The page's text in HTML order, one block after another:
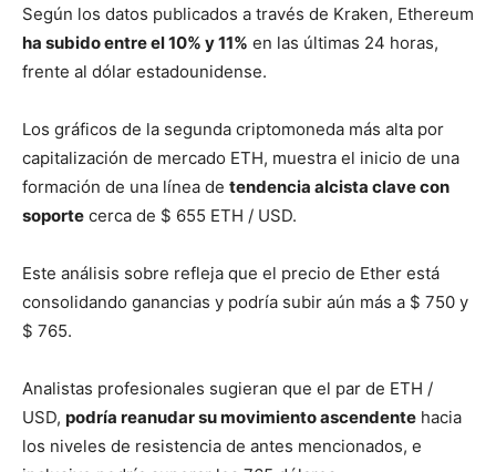
Según los datos publicados a través de Kraken, Ethereum
ha subido entre el 10% y 11% en las últimas 24 horas,
frente al dólar estadounidense.
Los gráficos de la segunda criptomoneda más alta por
capitalización de mercado ETH, muestra el inicio de una
formación de una línea de tendencia alcista clavecon
soporte cerca de $ 655 ETH / USD.
Este análisis sobre refleja que el precio de Ether está
consolidando ganancias y podría subir aún más a $ 750 y
$ 765.
Analistas profesionales sugieran que el par de ETH /
USD, podría reanudar su movimiento ascendente hacia
los niveles de resistencia de antes mencionados, e